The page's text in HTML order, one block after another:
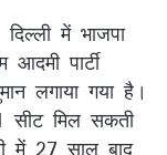
में भाजपा
पार्टी
लगाया गया है।
सीट मिल सकती